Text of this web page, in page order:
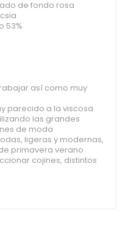
de fondo rosa
53%
así como muy
parecido a la viscosa
las grandes
de moda
ligeras y modernas,
primavera verano
cojines, distintos